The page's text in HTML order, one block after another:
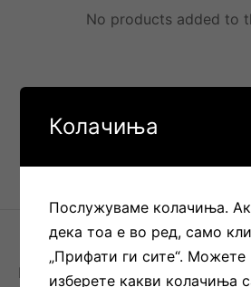
No products added to
BE
Колачиња
Послужуваме колачиња.
дека тоа е во ред, само
„Прифати ги сите“. Можете
изберете какви колачиња